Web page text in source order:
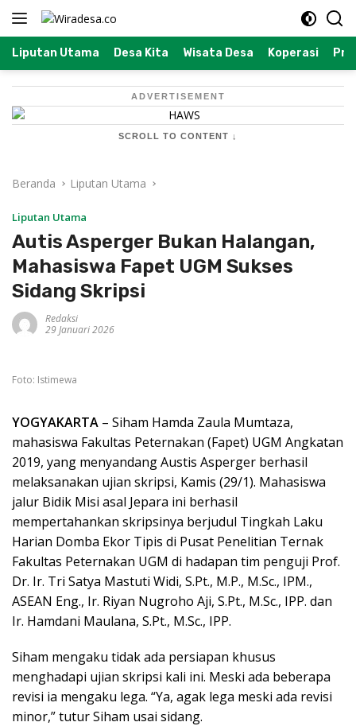
Langsung
Liputan Utama Desa Kita Wisata Desa Koperasi
ADVERTISEMENT
SCROLL TO CONTENT ↓
Beranda Liputan Utama
Liputan Utama
Autis Asperger Bukan Halangan,
Mahasiswa Fapet UGM Sukses
Sidang Skripsi
Redaksi
29 Januari 2026
Foto: Istimewa
YOGYAKARTA – Siham Hamda Zaula Mumtaza,
mahasiswa Fakultas Peternakan (Fapet) UGM Angkatan
2019, yang menyandang Austis Asperger berhasil
melaksanakan ujian skripsi, Kamis (29/1). Mahasiswa
jalur Bidik Misi asal Jepara ini berhasil
mempertahankan skripsinya berjudul Tingkah Laku
Harian Domba Ekor Tipis di Pusat Penelitian Ternak
Fakultas Peternakan UGM di hadapan tim penguji Prof.
Dr. Ir. Tri Satya Mastuti Widi, S.Pt., M.P., M.Sc., IPM.,
ASEAN Eng., Ir. Riyan Nugroho Aji, S.Pt., M.Sc., IPP. dan
Ir. Hamdani Maulana, S.Pt., M.Sc., IPP.
Siham mengaku tidak ada persiapan khusus
menghadapi ujian skripsi kali ini. Meski ada beberapa
revisi ia mengaku lega. “Ya, agak lega meski ada revisi
minor,” tutur Siham usai sidang.